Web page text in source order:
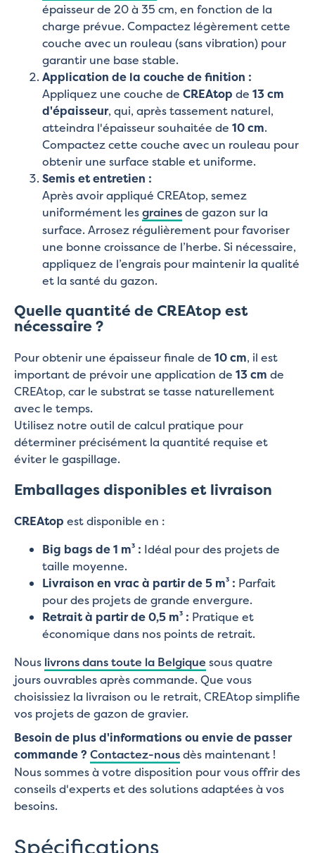
épaisseur de 20 à 35 cm, en fonction de la
charge prévue. Compactez légèrement cette
couche avec un rouleau (sans vibration) pour
garantir une base stable.
Application de la couche de finition :
Appliquez une couche de CREAtop de 13 cm
d'épaisseur, qui, après tassement naturel,
atteindra l'épaisseur souhaitée de 10 cm.
Compactez cette couche avec un rouleau pour
obtenir une surface stable et uniforme.
Semis et entretien :
Après avoir appliqué CREAtop, semez
uniformément lesgrainesde gazon sur la
surface. Arrosez régulièrement pour favoriser
une bonne croissance de l’herbe. Si nécessaire,
appliquez de l’engrais pour maintenir la qualité
et la santé du gazon.
Quelle quantité de CREAtop est
nécessaire ?
Pour obtenir une épaisseur finale de 10 cm, il est
important de prévoir une application de 13 cm de
CREAtop, car le substrat se tasse naturellement
avec le temps.
Utilisez notre outil de calcul pratique pour
déterminer précisément la quantité requise et
éviter le gaspillage.
Emballages disponibles et livraison
CREAtop est disponible en :
Big bags de 1 m³ : Idéal pour des projets de
taille moyenne.
Livraison en vrac à partir de 5 m³ : Parfait
pour des projets de grande envergure.
Retrait à partir de 0,5 m³ : Pratique et
économique dans nos points de retrait.
Nous livrons dans toute la Belgique sous quatre
jours ouvrables après commande. Que vous
choisissiez la livraison ou le retrait, CREAtop simplifie
vos projets de gazon de gravier.
Besoin de plus d'informations ou envie de passer
commande ? Contactez-nousdès maintenant !
Nous sommes à votre disposition pour vous offrir des
conseils d'experts et des solutions adaptées à vos
besoins.
Spécifications